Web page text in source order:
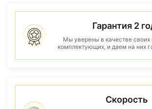
Гарантия 2
Мы уверены в качестве своих
комплектующих, и даем на них
Скорость